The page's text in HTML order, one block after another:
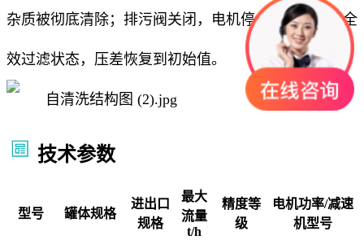
杂质被彻底清除；排污阀关闭，电机停止，设备恢复全
效过滤状态，压差恢复到初始值。
技术参数
型号 罐体规格
进出口
规格
最大
流量
t/h
精度等
级
电机功率/减速
机型号